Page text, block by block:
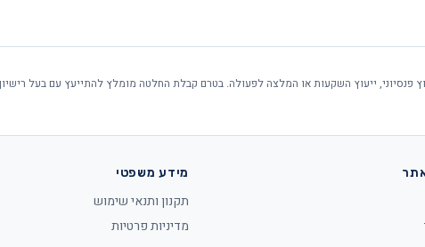
פנסיוני, ייעוץ השקעות או המלצה לפעולה. בטרם קבלת החלטה מומלץ להתייעץ עם בעל
מידע משפטי
תקנון ותנאי שימוש
מדיניות פרטיות